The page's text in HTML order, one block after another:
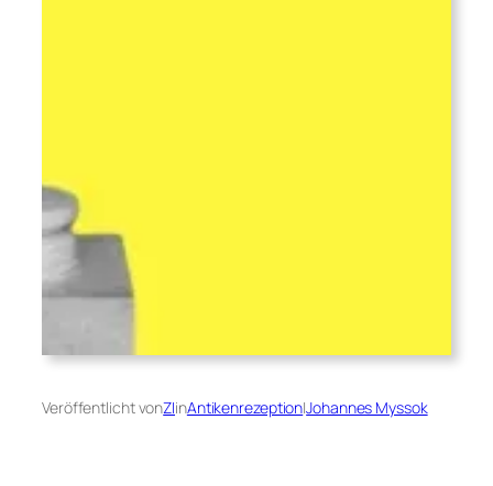
Veröffentlicht vonZIinAntikenrezeption|Johannes Myssok